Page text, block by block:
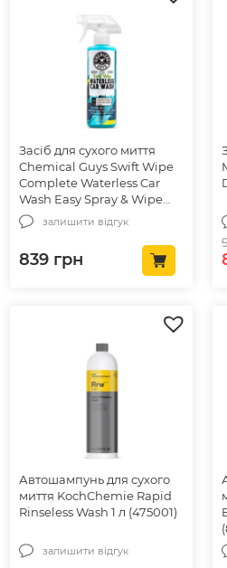
Засіб для сухого миття
Chemical Guys Swift Wipe
Complete Waterless Car
Wash Easy Spray & Wipe
Formula 473мл
(CWS209_16)
залишити відгук
839 грн
Автошампунь для сухого
миття KochChemie Rapid
Rinseless Wash 1 л (475001)
залишити відгук